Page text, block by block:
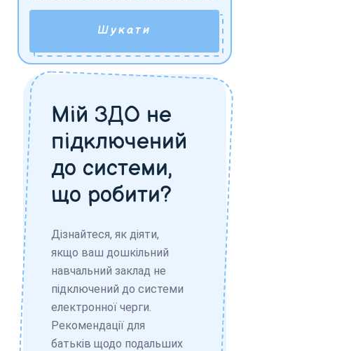
Шукати
Мій ЗДО не
підключений
до системи,
що робити?
Дізнайтеся, як діяти,
якщо ваш дошкільний
навчальний заклад не
підключений до системи
електронної черги.
Рекомендації для
батьків щодо подальших